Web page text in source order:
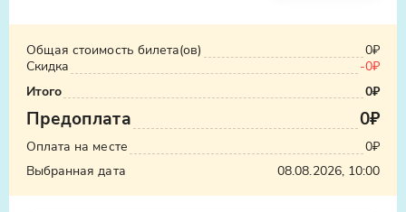
Общая стоимость билета(ов)
0₽
Скидка
-0₽
Итого
0₽
Предоплата 0₽
Оплата на месте
0₽
Выбранная дата
08.08.2026, 10:00